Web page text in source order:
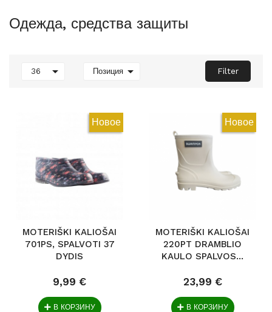
Одежда, средства защиты
36  Позиция  Filter
Новое
MOTERIŠKI KALIOŠAI
701PS, SPALVOTI 37
DYDIS
9,99 €
В КОРЗИНУ
Новое
MOTERIŠKI KALIOŠAI
220PT DRAMBLIO
KAULO SPALVOS...
23,99 €
В КОРЗИНУ